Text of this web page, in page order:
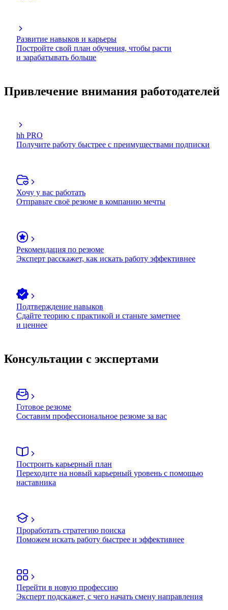
Развитие навыков и карьеры
Постройте свой план обучения, чтобы расти
и зарабатывать больше
Привлечение внимания работодателей
hh PRO
Получите работу быстрее с преимуществами подписки
Хочу у вас работать
Отправьте своё резюме в компанию мечты
Рекомендация по резюме
Эксперт расскажет, как искать работу эффективнее
Подтверждение навыков
Сдайте теорию с практикой и станьте заметнее
и ценнее
Консультации с экспертами
Готовое резюме
Составим профессиональное резюме за вас
Построить карьерный план
Переходите на новый карьерный уровень с помощью
наставника
Проработать стратегию поиска
Поможем искать работу быстрее и эффективнее
Перейти в новую профессию
Эксперт подскажет, с чего начать смену направления